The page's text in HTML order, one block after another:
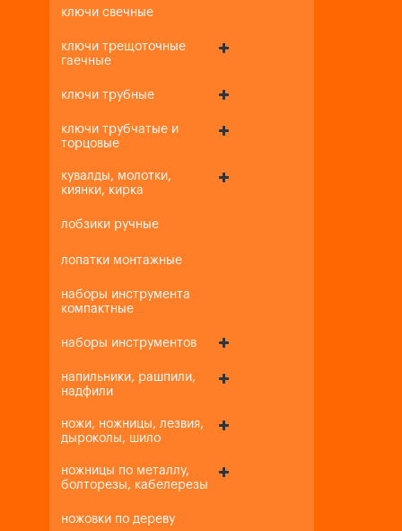
ключи свечные
ключи трещоточные
гаечные
ключи трубные
ключи трубчатые и
торцовые
кувалды, молотки,
киянки, кирка
лобзики ручные
лопатки монтажные
наборы инструмента
компактные
наборы инструментов
напильники, рашпили,
надфили
ножи, ножницы, лезвия,
дыроколы, шило
ножницы по металлу,
болторезы, кабелерезы
ножовки по дереву